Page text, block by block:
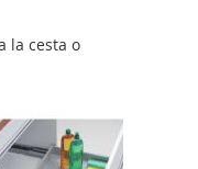
la cesta o